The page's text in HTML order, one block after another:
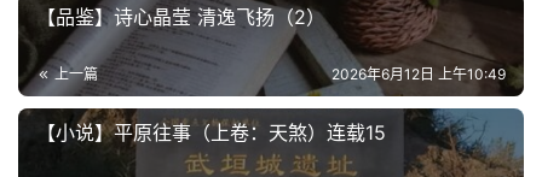
【品鉴】诗心晶莹 清逸飞扬（2）
上一篇 2026年6月12日 上午10:49
【小说】平原往事（上卷：天煞）连载15